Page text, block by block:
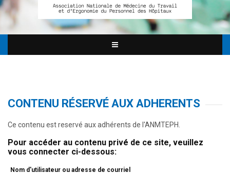
CONTENU RÉSERVÉ AUX ADHERENTS
Ce contenu est reservé aux adhérents de l'ANMTEPH.
Pour accéder au contenu privé de ce site, veuillez
vous connecter ci-dessous:
Nom d'utilisateur ou adresse de courriel